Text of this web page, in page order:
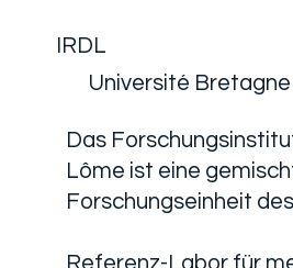
IRDL
Université Bretagne
Das
Lôme ist eine
Forschungseinheit
Referenz-Labor für